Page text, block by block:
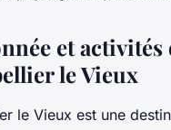
et
le Vieux
le Vieux est une